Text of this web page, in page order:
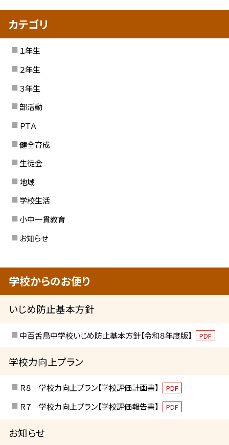
カテゴリ
１年生
２年生
３年生
部活動
ＰＴＡ
健全育成
生徒会
地域
学校生活
小中一貫教育
お知らせ
学校からのお便り
いじめ防止基本方針
中百舌鳥中学校いじめ防止基本方針【令和８年度版】 PDF
学校力向上プラン
Ｒ８ 学校力向上プラン【学校評価計画書】 PDF
Ｒ７ 学校力向上プラン【学校評価報告書】 PDF
お知らせ